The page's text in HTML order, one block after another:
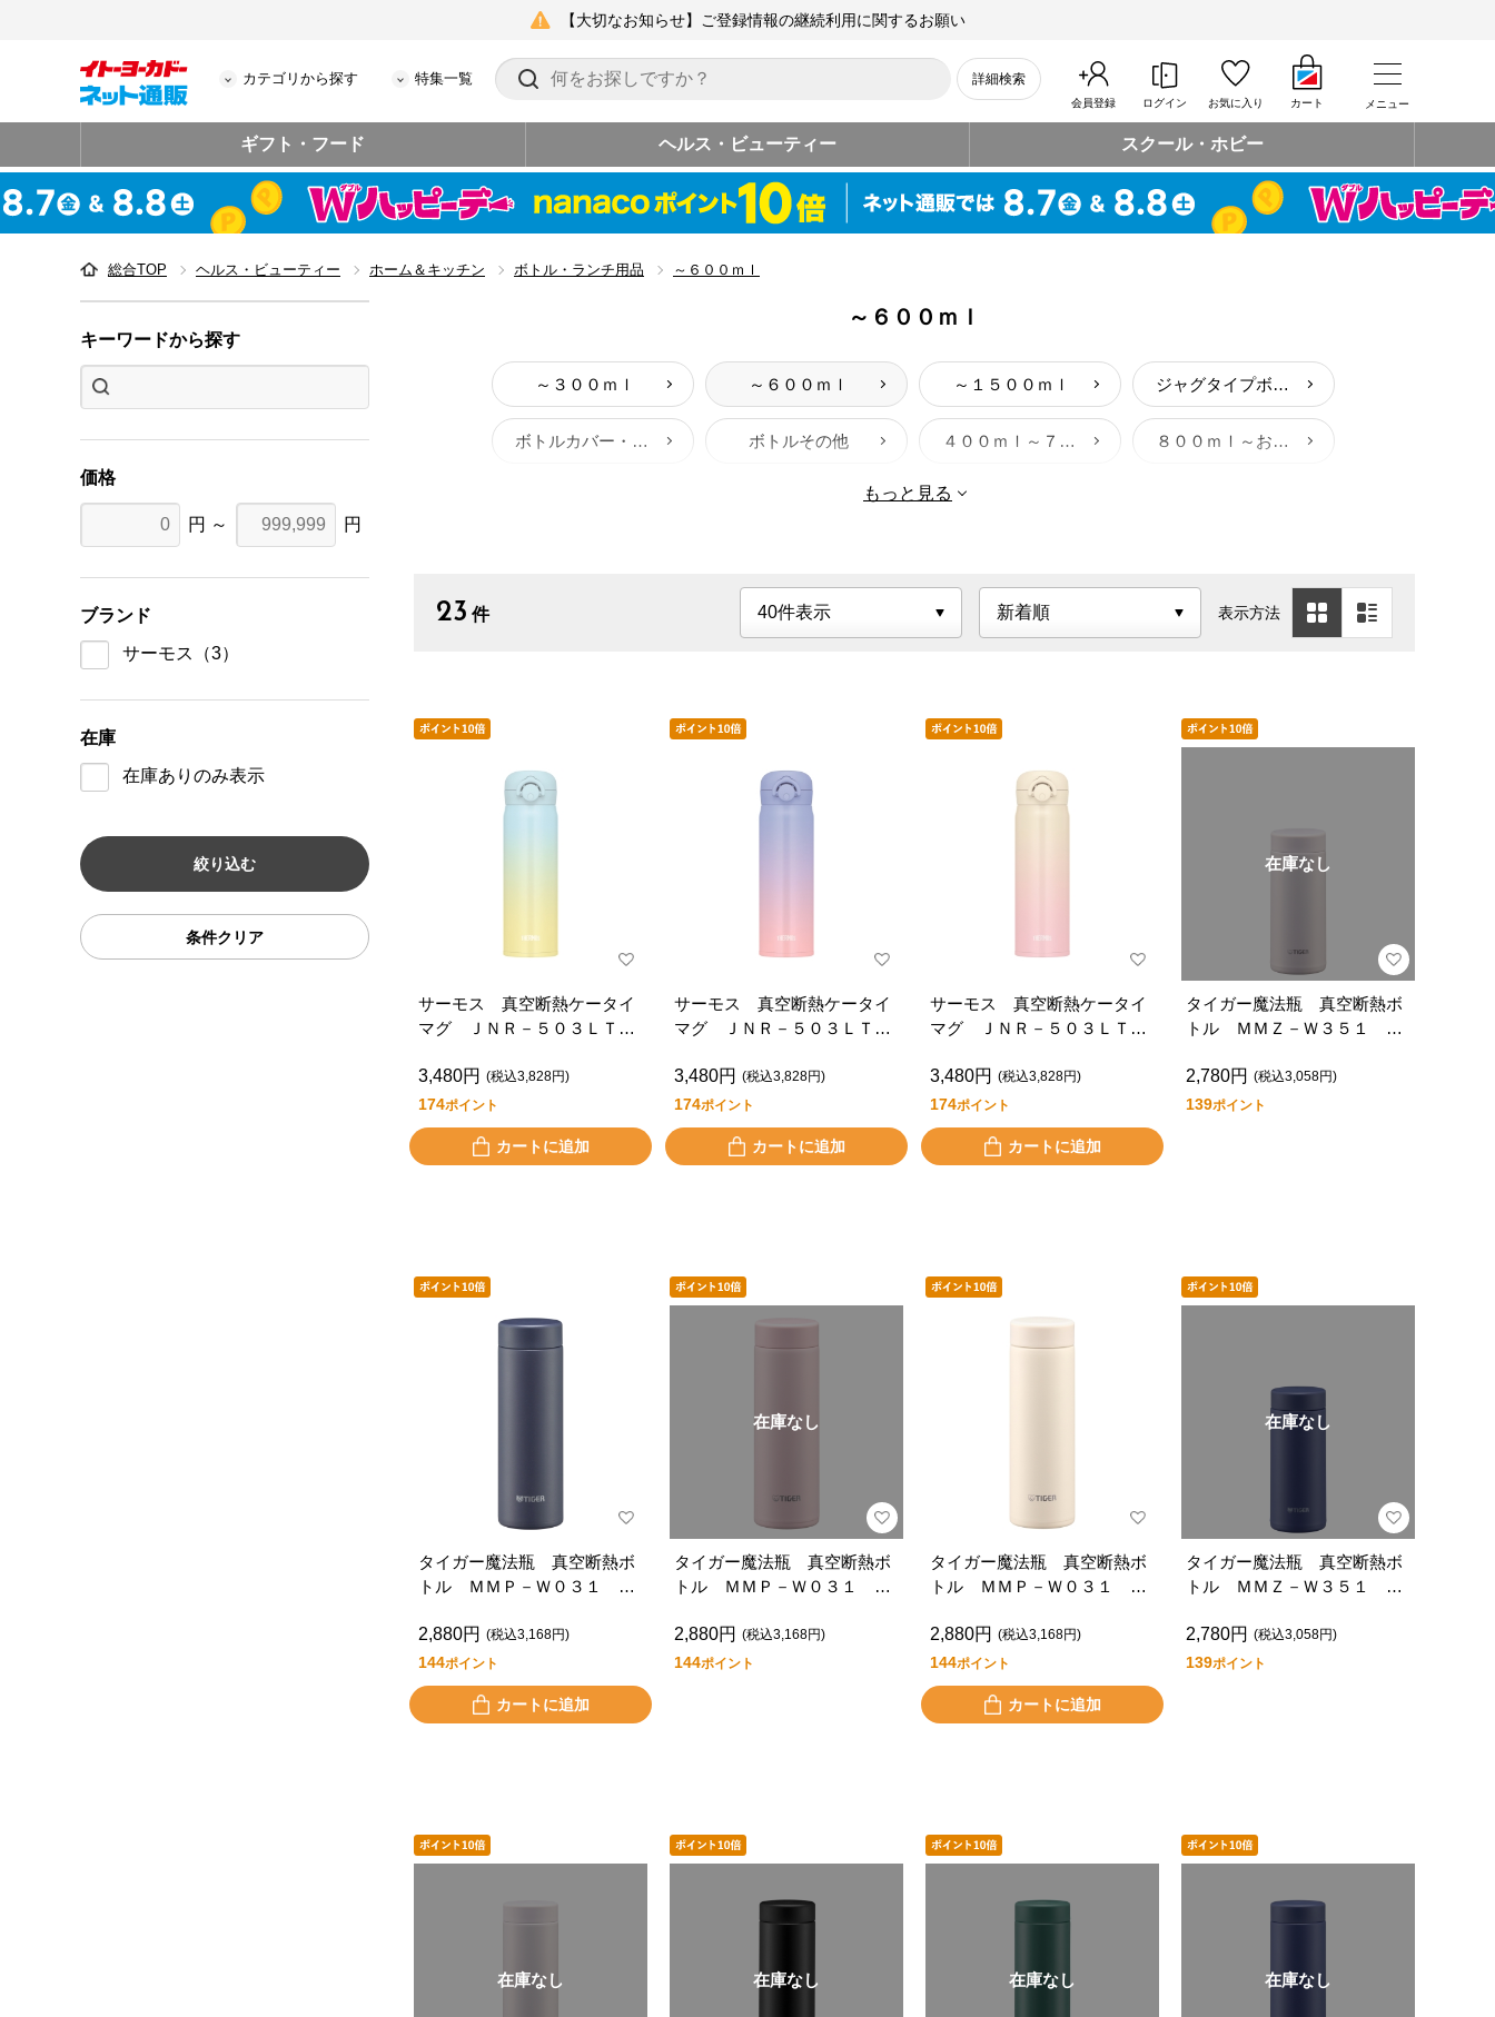
【大切なお知らせ】ご登録情報の継続利用に関するお願い
カテゴリから探す 特集一覧 詳細検索
会員登録 ログイン お気に入り カート メニュー
ギフト・フード ヘルス・ビューティー スクール・ホビー
総合TOP ヘルス・ビューティー ホーム＆キッチン ボトル・ランチ用品 ～６００ｍｌ
キーワードから探す
価格
円 ～ 円
ブランド
サーモス
（3）
在庫
在庫ありのみ表示
条件クリア
～６００ｍｌ
～３００ｍｌ ～６００ｍｌ ～１５００ｍｌ ジャグタイプボトル
ボトルカバー・ボトルパーツ・消耗品 ボトルその他 ４００ｍｌ～７００ｍｌサイズお弁当箱 ８００ｍｌ～お弁当箱
保温お弁当箱 おかずカップ・お弁当グッズ
もっと見る
23 件 表示方法
サーモス 真空断熱ケータイ
マグ ＪＮＲ－５０３ＬＴ
3,480円 (税込3,828円)
174ポイント
カートに追加
サーモス 真空断熱ケータイ
マグ ＪＮＲ－５０３ＬＴ
3,480円 (税込3,828円)
174ポイント
カートに追加
サーモス 真空断熱ケータイ
マグ ＪＮＲ－５０３ＬＴ
3,480円 (税込3,828円)
174ポイント
カートに追加
在庫なし
タイガー魔法瓶 真空断熱ボ
トル ＭＭＺ－Ｗ３５１ Ｃ
2,780円 (税込3,058円)
139ポイント
タイガー魔法瓶 真空断熱ボ
トル ＭＭＰ－Ｗ０３１ Ｋ
2,880円 (税込3,168円)
144ポイント
カートに追加
在庫なし
タイガー魔法瓶 真空断熱ボ
トル ＭＭＰ－Ｗ０３１ Ｐ
2,880円 (税込3,168円)
144ポイント
タイガー魔法瓶 真空断熱ボ
トル ＭＭＰ－Ｗ０３１ Ｗ
2,880円 (税込3,168円)
144ポイント
カートに追加
在庫なし
タイガー魔法瓶 真空断熱ボ
トル ＭＭＺ－Ｗ３５１ Ａ
2,780円 (税込3,058円)
139ポイント
在庫なし 在庫なし 在庫なし 在庫なし